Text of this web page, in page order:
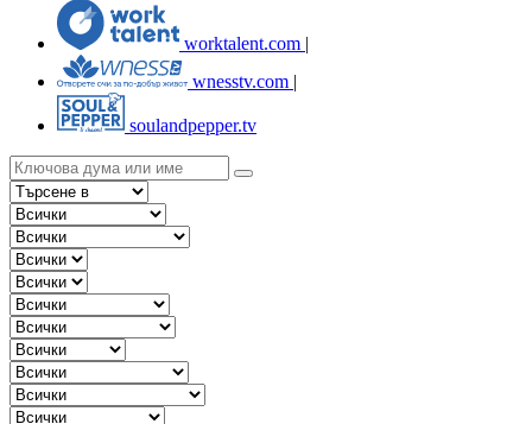
worktalent.com |
wnesstv.com |
soulandpepper.tv